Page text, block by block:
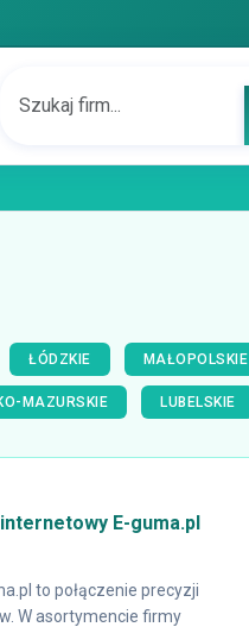
ŁÓDZKIE MAŁOPOLSKIE
MAZURSKIE LUBELSKIE
E-guma.pl
to połączenie precyzji
W asortymencie firmy